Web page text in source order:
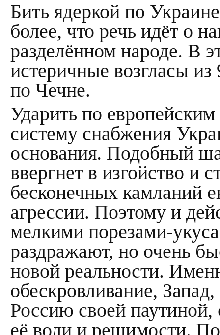
Бить ядеркой по
более, что речь идёт о
разделённом народе. В
истеричные возгласы
по Чечне.
Ударить по
систему снабжения
основания. Подобный
ввергнет в изгойство и
бесконечных камланий
агрессии. Поэтому и
мелкими порезами-
раздражают, но очень
новой реальности.
обескровливание,
Россию своей паутиной,
её воли и решимости.